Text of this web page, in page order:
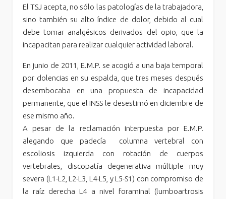
El TSJ acepta, no sólo las patologías de la trabajadora,
sino también su alto índice de dolor, debido al cual
debe tomar analgésicos derivados del opio, que la
incapacitan para realizar cualquier actividad laboral.
En junio de 2011, E.M.P. se acogió a una baja temporal
por dolencias en su espalda, que tres meses después
desembocaba en una propuesta de incapacidad
permanente, que el INSS le desestimó en diciembre de
ese mismo año.
A pesar de la reclamación interpuesta por E.M.P.
alegando que padecía columna vertebral con
escoliosis izquierda con rotación de cuerpos
vertebrales, discopatía degenerativa múltiple muy
severa (L1-L2, L2-L3, L4-L5, y L5-S1) con compromiso de
la raíz derecha L4 a nivel foraminal (lumboartrosis